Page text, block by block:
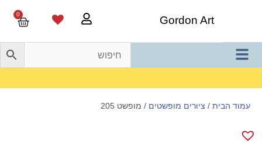
Gordon Art
0
עמוד הבית / ציורים מופשטים / מופשט 205